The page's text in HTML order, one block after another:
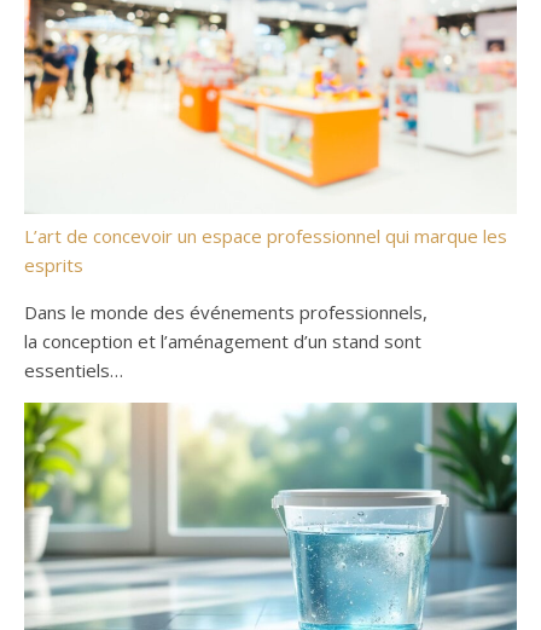
L’art de concevoir un espace professionnel qui marque les
esprits
Dans le monde des événements professionnels,
la conception et l’aménagement d’un stand sont
essentiels…